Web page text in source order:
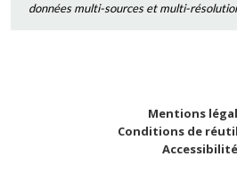
données multi-sources et multi-
Mentions
Conditions de
Accessibilité